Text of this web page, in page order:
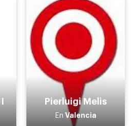
Pierluigi Melis
En Valencia